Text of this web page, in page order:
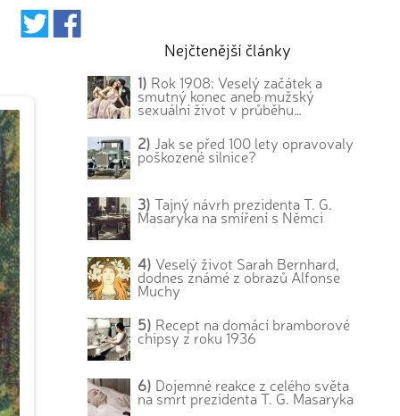
Nejčtenější články
1) Rok 1908: Veselý začátek a
smutný konec aneb mužský
sexuální život v průběhu…
2) Jak se před 100 lety opravovaly
poškozené silnice?
3) Tajný návrh prezidenta T. G.
Masaryka na smíření s Němci
4) Veselý život Sarah Bernhard,
dodnes známé z obrazů Alfonse
Muchy
5) Recept na domácí bramborové
chipsy z roku 1936
6) Dojemné reakce z celého světa
na smrt prezidenta T. G. Masaryka